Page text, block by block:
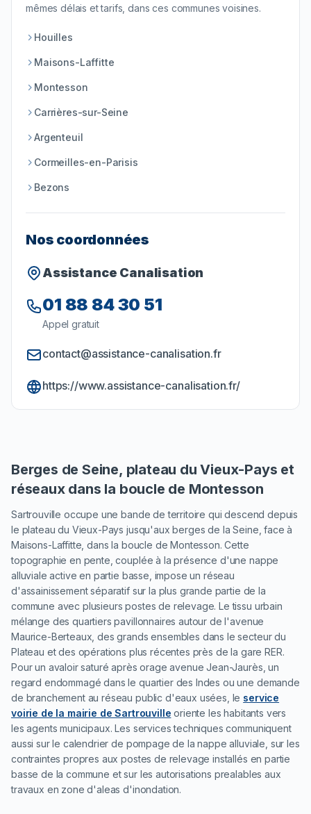
mêmes délais et tarifs, dans ces communes voisines.
Houilles
Maisons-Laffitte
Montesson
Carrières-sur-Seine
Argenteuil
Cormeilles-en-Parisis
Bezons
Nos coordonnées
Assistance Canalisation
01 88 84 30 51
Appel gratuit
contact@assistance-canalisation.fr
https://www.assistance-canalisation.fr/
Berges de Seine, plateau du Vieux-Pays et
réseaux dans la boucle de Montesson
Sartrouville occupe une bande de territoire qui descend depuis
le plateau du Vieux-Pays jusqu'aux berges de la Seine, face à
Maisons-Laffitte, dans la boucle de Montesson. Cette
topographie en pente, couplée à la présence d'une nappe
alluviale active en partie basse, impose un réseau
d'assainissement séparatif sur la plus grande partie de la
commune avec plusieurs postes de relevage. Le tissu urbain
mélange des quartiers pavillonnaires autour de l'avenue
Maurice-Berteaux, des grands ensembles dans le secteur du
Plateau et des opérations plus récentes près de la gare RER.
Pour un avaloir saturé après orage avenue Jean-Jaurès, un
regard endommagé dans le quartier des Indes ou une demande
de branchement au réseau public d'eaux usées, le service
voirie de la mairie de Sartrouville oriente les habitants vers
les agents municipaux. Les services techniques communiquent
aussi sur le calendrier de pompage de la nappe alluviale, sur les
contraintes propres aux postes de relevage installés en partie
basse de la commune et sur les autorisations prealables aux
travaux en zone d'aleas d'inondation.